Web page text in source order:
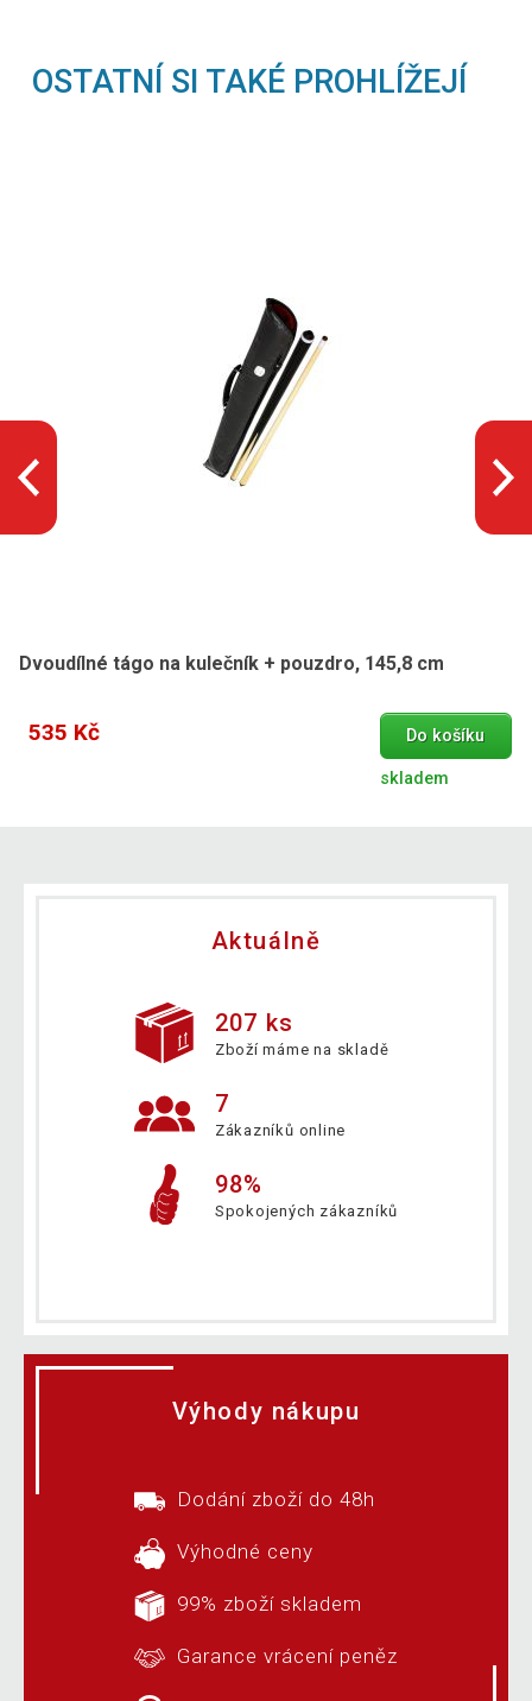
OSTATNÍ SI TAKÉ PROHLÍŽEJÍ
Dvoudílné tágo na kulečník + pouzdro, 145,8 cm
535 Kč Do košíku
skladem
Aktuálně
207 ks
Zboží máme na skladě
7
Zákazníků online
98%
Spokojených zákazníků
Výhody nákupu
Dodání zboží do 48h
Výhodné ceny
99% zboží skladem
Garance vrácení peněz